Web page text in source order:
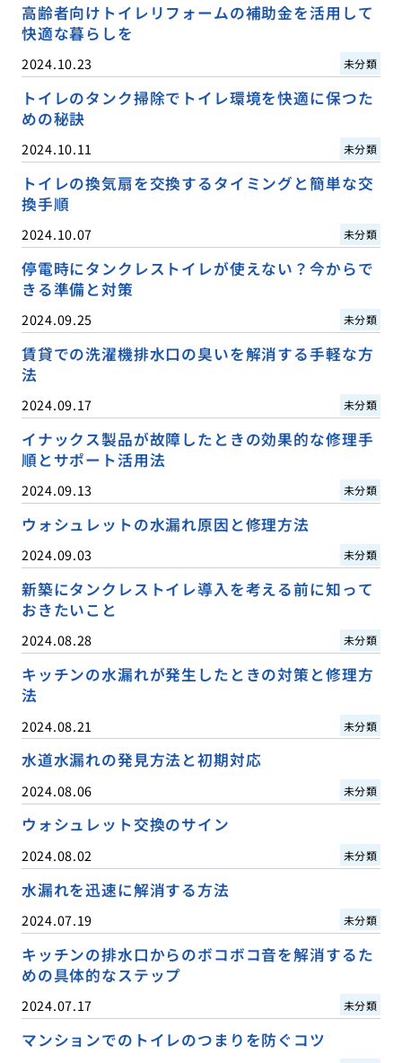
高齢者向けトイレリフォームの補助金を活用して
快適な暮らしを
2024.10.23 未分類
トイレのタンク掃除でトイレ環境を快適に保つた
めの秘訣
2024.10.11 未分類
トイレの換気扇を交換するタイミングと簡単な交
換手順
2024.10.07 未分類
停電時にタンクレストイレが使えない？今からで
きる準備と対策
2024.09.25 未分類
賃貸での洗濯機排水口の臭いを解消する手軽な方
法
2024.09.17 未分類
イナックス製品が故障したときの効果的な修理手
順とサポート活用法
2024.09.13 未分類
ウォシュレットの水漏れ原因と修理方法
2024.09.03 未分類
新築にタンクレストイレ導入を考える前に知って
おきたいこと
2024.08.28 未分類
キッチンの水漏れが発生したときの対策と修理方
法
2024.08.21 未分類
水道水漏れの発見方法と初期対応
2024.08.06 未分類
ウォシュレット交換のサイン
2024.08.02 未分類
水漏れを迅速に解消する方法
2024.07.19 未分類
キッチンの排水口からのボコボコ音を解消するた
めの具体的なステップ
2024.07.17 未分類
マンションでのトイレのつまりを防ぐコツ